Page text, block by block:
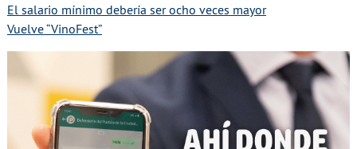
El salario mínimo debería ser ocho veces mayor
Vuelve “VinoFest”